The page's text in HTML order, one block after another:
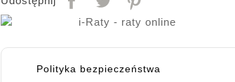
Polityka bezpieczeństwa